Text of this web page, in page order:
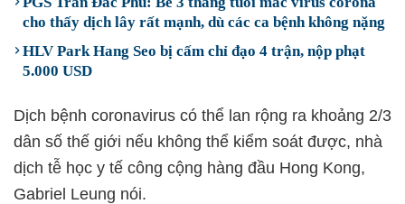
cho thấy dịch lây rất mạnh, dù các ca bệnh không nặng
HLV Park Hang Seo bị cấm chỉ đạo 4 trận, nộp phạt
5.000 USD
Dịch bệnh coronavirus có thể lan rộng ra khoảng 2/3
dân số thế giới nếu không thể kiểm soát được, nhà
dịch tễ học y tế công cộng hàng đầu Hong Kong,
Gabriel Leung nói.